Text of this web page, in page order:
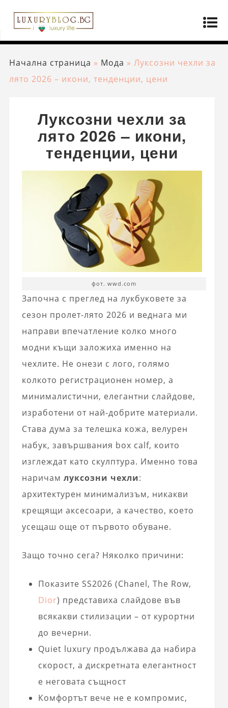
Начална страница » Мода » Луксозни чехли за
лято 2026 – икони, тенденции, цени
Луксозни чехли за
лято 2026 – икони,
тенденции, цени
фот. wwd.com
Започна с преглед на лукбуковете за
сезон пролет-лято 2026 и веднага ми
направи впечатление колко много
модни къщи заложиха именно на
чехлите. Не онези с лого, голямо
колкото регистрационен номер, а
минималистични, елегантни слайдове,
изработени от най-добрите материали.
Става дума за телешка кожа, велурен
набук, завършвания box calf, които
изглеждат като скулптура. Именно това
наричам луксозни чехли:
архитектурен минимализъм, никакви
крещящи аксесоари, а качество, което
усещаш още от първото обуване.
Защо точно сега? Няколко причини:
Показите SS2026 (Chanel, The Row,
Dior) представиха слайдове във
всякакви стилизации – от курортни
до вечерни.
Quiet luxury продължава да набира
скорост, а дискретната елегантност
е неговата същност
Комфортът вече не е компромис,